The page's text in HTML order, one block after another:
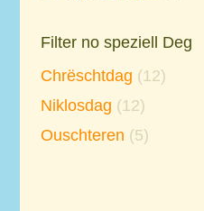
Filter no speziell Deg
Chrëschtdag (12)
Niklosdag (12)
Ouschteren (5)